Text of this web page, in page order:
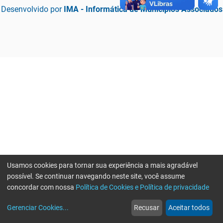
Desenvolvido por IMA - Informática de Municípios Associados
web
Notícias
more_horiz
Mais
Usamos cookies para tornar sua experiência a mais agradável
possível. Se continuar navegando neste site, você assume
concordar com nossa Política de Cookies e Política de privacidade
Gerenciar Cookies... Recusar Aceitar todos
Erro ao enviar informações, por favor tente novamente